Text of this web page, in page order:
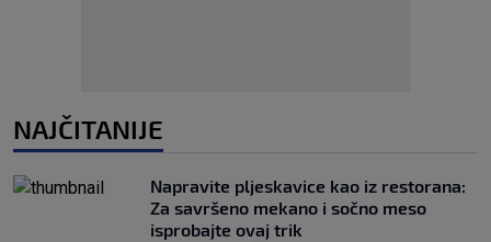
NAJČITANIJE
Napravite pljeskavice kao iz restorana:
Za savršeno mekano i sočno meso
isprobajte ovaj trik